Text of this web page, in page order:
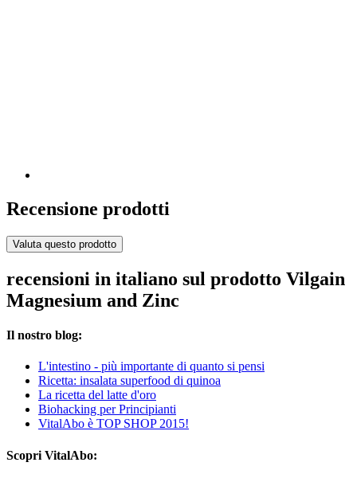
Recensione prodotti
Valuta questo prodotto
recensioni in italiano sul prodotto Vilgain
Magnesium and Zinc
Il nostro blog:
L'intestino - più importante di quanto si pensi
Ricetta: insalata superfood di quinoa
La ricetta del latte d'oro
Biohacking per Principianti
VitalAbo è TOP SHOP 2015!
Scopri VitalAbo: